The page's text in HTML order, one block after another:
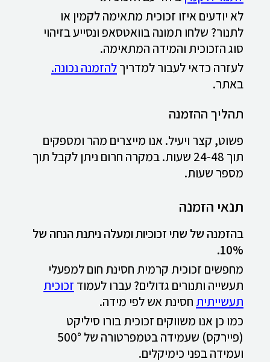
לא יודעים איזו זכוכית מתאימה לקמין או
לתנור? שלחו תמונה בוואטסאפ ונסייע בזיהוי
סוג הזכוכית והמידה המתאימה.
לעזרה כדאי לעבור למדריךלהזמנה נכונה.
באתר.
תהליך ההזמנה
פשוט, קצר ויעיל. אנו מייצרים מהר ומספקים
תוך 24-48 שעות. במקרה חרום ניתן לקבל תוך
מספר שעות.
תנאי הזמנה
בהזמנה של שתי זכוכיות ומעלה ניתנת הנחה של
10%.
מחפשים זכוכית קרמית חסינת חום למפעלי
תעשייה ותנורים גדולים? עברו לעמוד זכוכית
תעשייתית חסינת אש לפי מידה.
כמו כן אנו משווקים זכוכית בורו סיליקט
(פיירקס) שעמידה בטמפרטורה של 500°
ועמידה בפני כימיקלים.